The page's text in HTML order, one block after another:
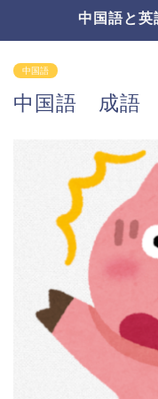
中国語と
中国語
中国語 成語